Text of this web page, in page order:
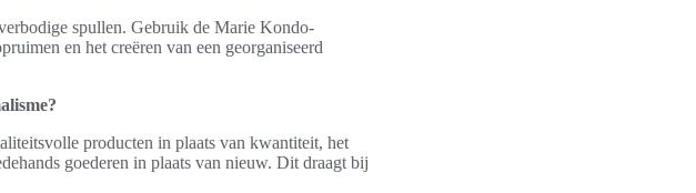
spullen. Gebruik de Marie Kondo-
en het creëren van een georganiseerd
producten in plaats van kwantiteit, het
goederen in plaats van nieuw. Dit draagt bij